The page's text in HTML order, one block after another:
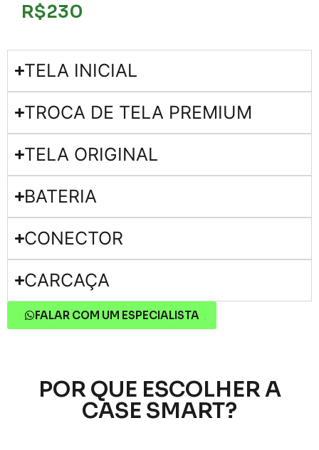
R$230
TELA INICIAL
TROCA DE TELA PREMIUM
TELA ORIGINAL
BATERIA
CONECTOR
CARCAÇA
FALAR COM UM ESPECIALISTA
POR QUE ESCOLHER A
CASE SMART?